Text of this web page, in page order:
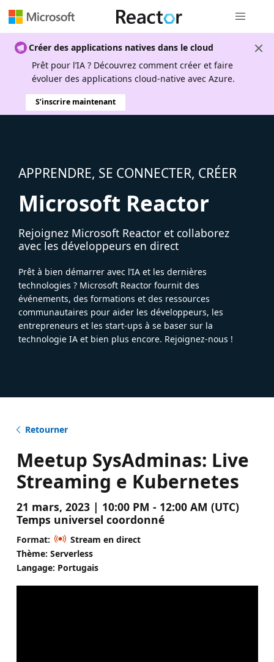
Créer des applications natives dans le cloud
Prêt pour l’IA ? Découvrez comment créer et faire
évoluer des applications cloud-native avec Azure.
S’inscrire maintenant
APPRENDRE, SE CONNECTER, CRÉER
Microsoft Reactor
Rejoignez Microsoft Reactor et collaborez
avec les développeurs en direct
Prêt à bien démarrer avec l’IA et les dernières
technologies ? Microsoft Reactor fournit des
événements, des formations et des ressources
communautaires pour aider les développeurs, les
entrepreneurs et les start-ups à se baser sur la
technologie IA et bien plus encore. Rejoignez-nous !
Retourner
Meetup SysAdminas: Live
Streaming e Kubernetes
21 mars, 2023 | 10:00 PM - 12:00 AM (UTC)
Temps universel coordonné
Format:
Stream en direct
Thème: Serverless
Langage: Portugais